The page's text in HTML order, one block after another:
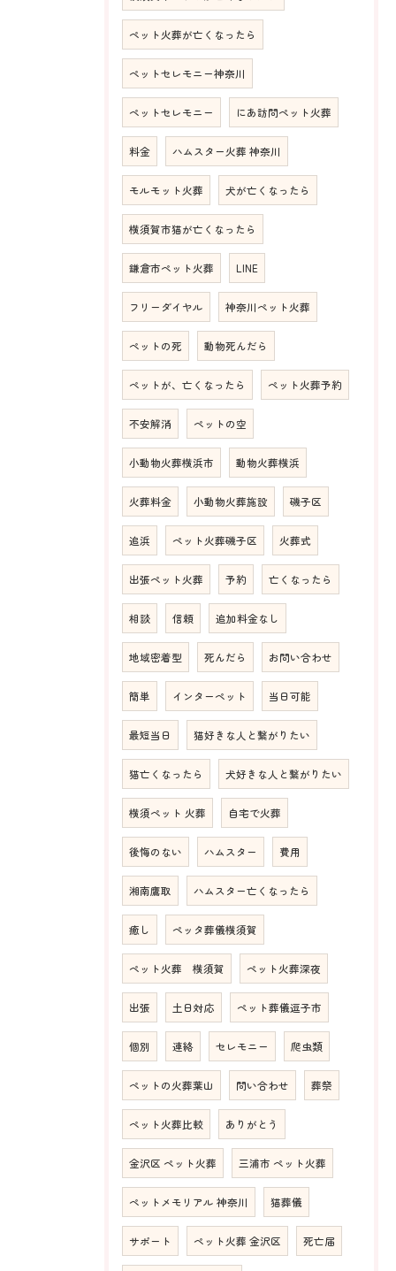
ペット火葬が亡くなったら
ペットセレモニー神奈川
ペットセレモニー にあ訪問ペット火葬
料金 ハムスター火葬 神奈川
モルモット火葬 犬が亡くなったら
横須賀市猫が亡くなったら
鎌倉市ペット火葬 LINE
フリーダイヤル 神奈川ペット火葬
ペットの死 動物死んだら
ペットが、亡くなったら ペット火葬予約
不安解消 ペットの空
小動物火葬横浜市 動物火葬横浜
火葬料金 小動物火葬施設 磯子区
追浜 ペット火葬磯子区 火葬式
出張ペット火葬 予約 亡くなったら
相談 信頼 追加料金なし
地域密着型 死んだら お問い合わせ
簡単 インターペット 当日可能
最短当日 猫好きな人と繋がりたい
猫亡くなったら 犬好きな人と繋がりたい
横須ペット 火葬 自宅で火葬
後悔のない ハムスター 費用
湘南鷹取 ハムスター亡くなったら
癒し ペッタ葬儀横須賀
ペット火葬 横須賀 ペット火葬深夜
出張 土日対応 ペット葬儀逗子市
個別 連絡 セレモニー 爬虫類
ペットの火葬葉山 問い合わせ 葬祭
ペット火葬比較 ありがとう
金沢区 ペット火葬 三浦市 ペット火葬
ペットメモリアル 神奈川 猫葬儀
サポート ペット火葬 金沢区 死亡届